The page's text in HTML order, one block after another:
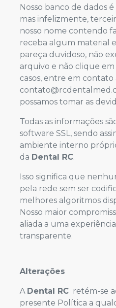
Nosso banco de dados
mas infelizmente,
nosso nome contendo
receba algum material
pareça duvidoso, não
arquivo e não clique
casos, entre em contato
possamos tomar as
Todas as informações
software SSL, sendo
ambiente interno
da Dental RC.
Isso significa que
pela rede sem ser
melhores algoritmos
Nosso maior
aliada a uma
transparente.
Alterações
A Dental RC retém-se
presente Política a